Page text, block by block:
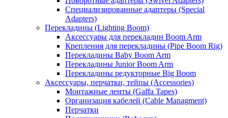
Специализированные адаптеры (Special
Adapters)
Перекладины (Lighting Boom)
Аксессуары для перекладин Boom Arm
Крепления для перекладины (Pipe Boom Rig)
Перекладины Baby Boom Arm
Перекладины Junior Boom Arm
Перекладины редукторные Big Boom
Аксессуары, перчатки, тейпы (Accessories)
Монтажные ленты (Gaffa Tapes)
Организация кабелей (Cable Managment)
Перчатки